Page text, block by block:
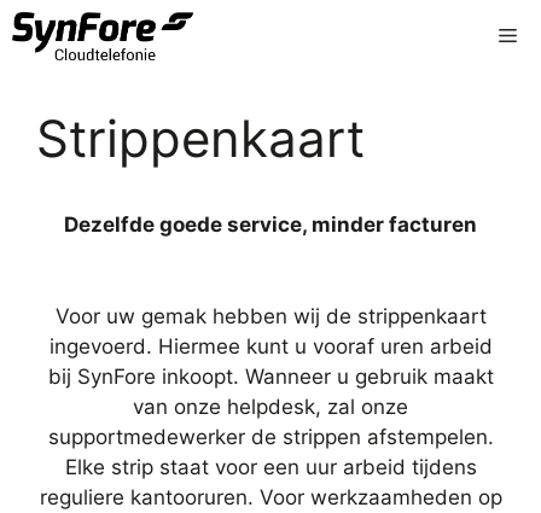
Ga
naar
Strippenkaart
Dezelfde goede service, minder facturen
Voor uw gemak hebben wij de strippenkaart
ingevoerd. Hiermee kunt u vooraf uren arbeid
bij SynFore inkoopt. Wanneer u gebruik maakt
van onze helpdesk, zal onze
supportmedewerker de strippen afstempelen.
Elke strip staat voor een uur arbeid tijdens
reguliere kantooruren. Voor werkzaamheden op